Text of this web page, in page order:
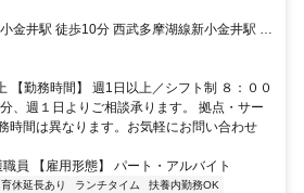
実感できるお仕事です！
金井駅 徒歩10分 西武多摩湖線新小金井駅 徒
歩10分 西武多摩湖線新小金井駅 徒歩5分
【勤務時間】 週1日以上／シフト制 ８：００
、週１日よりご相談承ります。 拠点・サー
時間は異なります。お気軽にお問い合わせ
職員 【雇用形態】 パート・アルバイト
育休延長あり ランチタイム
扶養内勤務OK